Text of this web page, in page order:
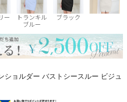
ー
トランキル
ブルー
ブラック
ショルダー バストシースルー ビジュ